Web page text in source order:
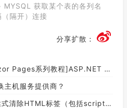
MYSQL 获取某个表的各列名
（隔开）连接
分享扩散：
]ASP.NET Core Razor Pages中的PageModel(09)
主机服务提供商？
标签（包括script和style），保留纯本文